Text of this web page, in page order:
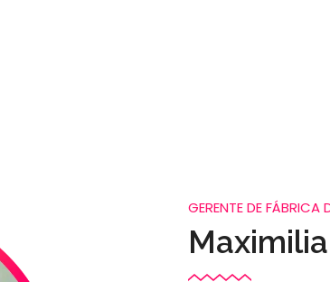
GERENTE DE FÁBRICA